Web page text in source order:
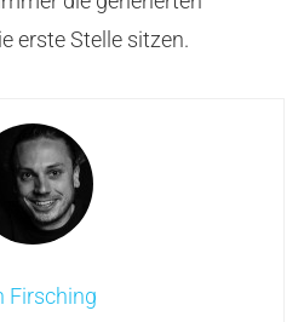
erste Stelle sitzen.
Firsching